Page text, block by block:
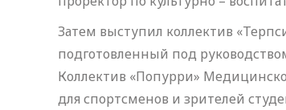
Затем выступил коллектив
подготовленный под
Коллектив «Попурри»
для спортсменов и зрителей